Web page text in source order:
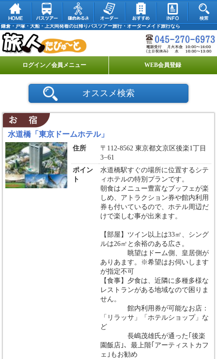
鎌倉・戸塚・大船・上大岡発着の日帰りバスツアー旅行・オーダーメイド旅行なら
ログイン／会員メニュー WEB会員登録
オススメ検索
水道橋「東京ドームホテル」
住所
〒112-8562 東京都文京区後楽1丁目
3−61
ポイン
ト
水道橋駅すぐの場所に位置するシテ
ィホテルの特別プランです。
朝食はメニュー豊富なブッフェが楽
しめ、アトラクション券や館内利用
券も付いているので、ホテル周辺だ
けで楽しむ事が出来ます。
【部屋】ツイン以上は33㎡、シング
ルは26㎡と余裕のある広さ。
眺望はドーム側、皇居側が
ありあます。※希望はお伺いします
が指定不可
【食事】夕食は、近隣に多種多様な
レストランがある地域なので困りま
せん。
館内利用券が可能なお店：
「リラッサ」「ホテルショップ」な
ど
長嶋茂雄氏が通った｢後楽
園飯店｣、最上階｢アーティストカフ
ェ｣もお勧め